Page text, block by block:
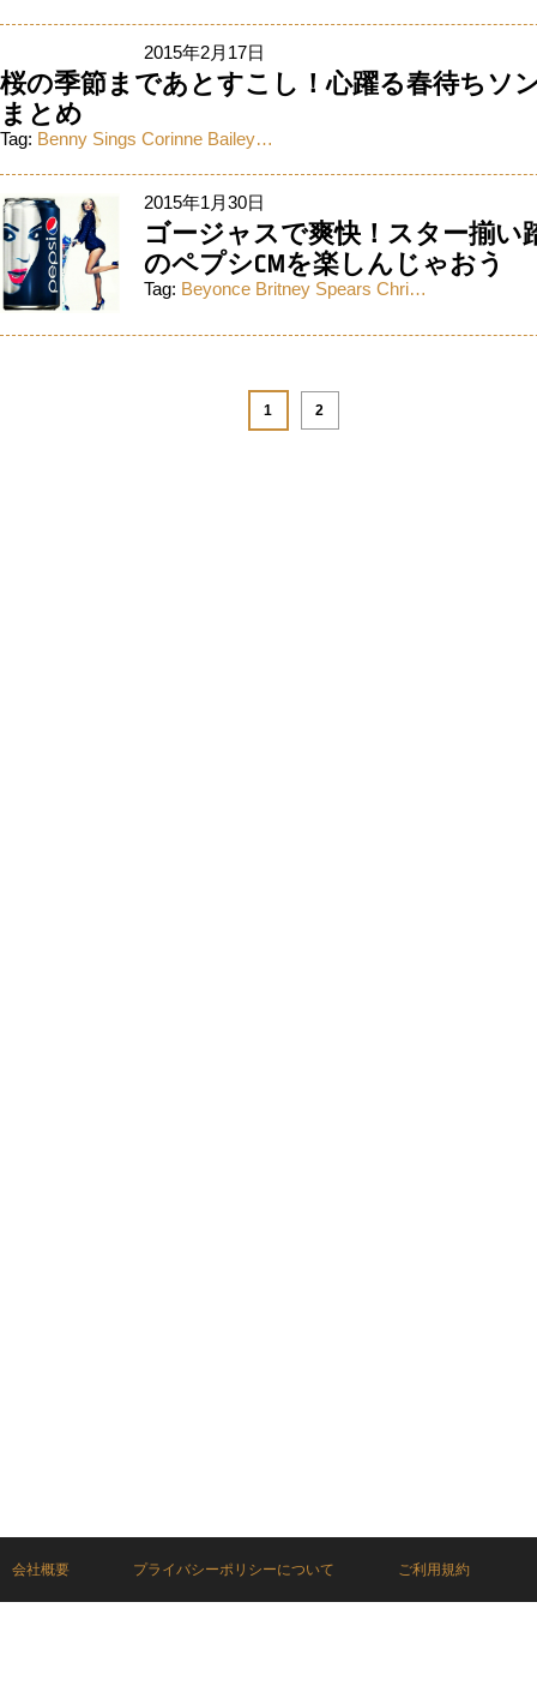
2015年2月17日
桜の季節まであとすこし！心躍る春待ちソ
まとめ
Tag: Benny Sings Corinne Bailey…
2015年1月30日
ゴージャスで爽快！スター揃い
のペプシCMを楽しんじゃおう
Tag: Beyonce Britney Spears Chri…
1 2
会社概要 プライバシーポリシーについて ご利用規約